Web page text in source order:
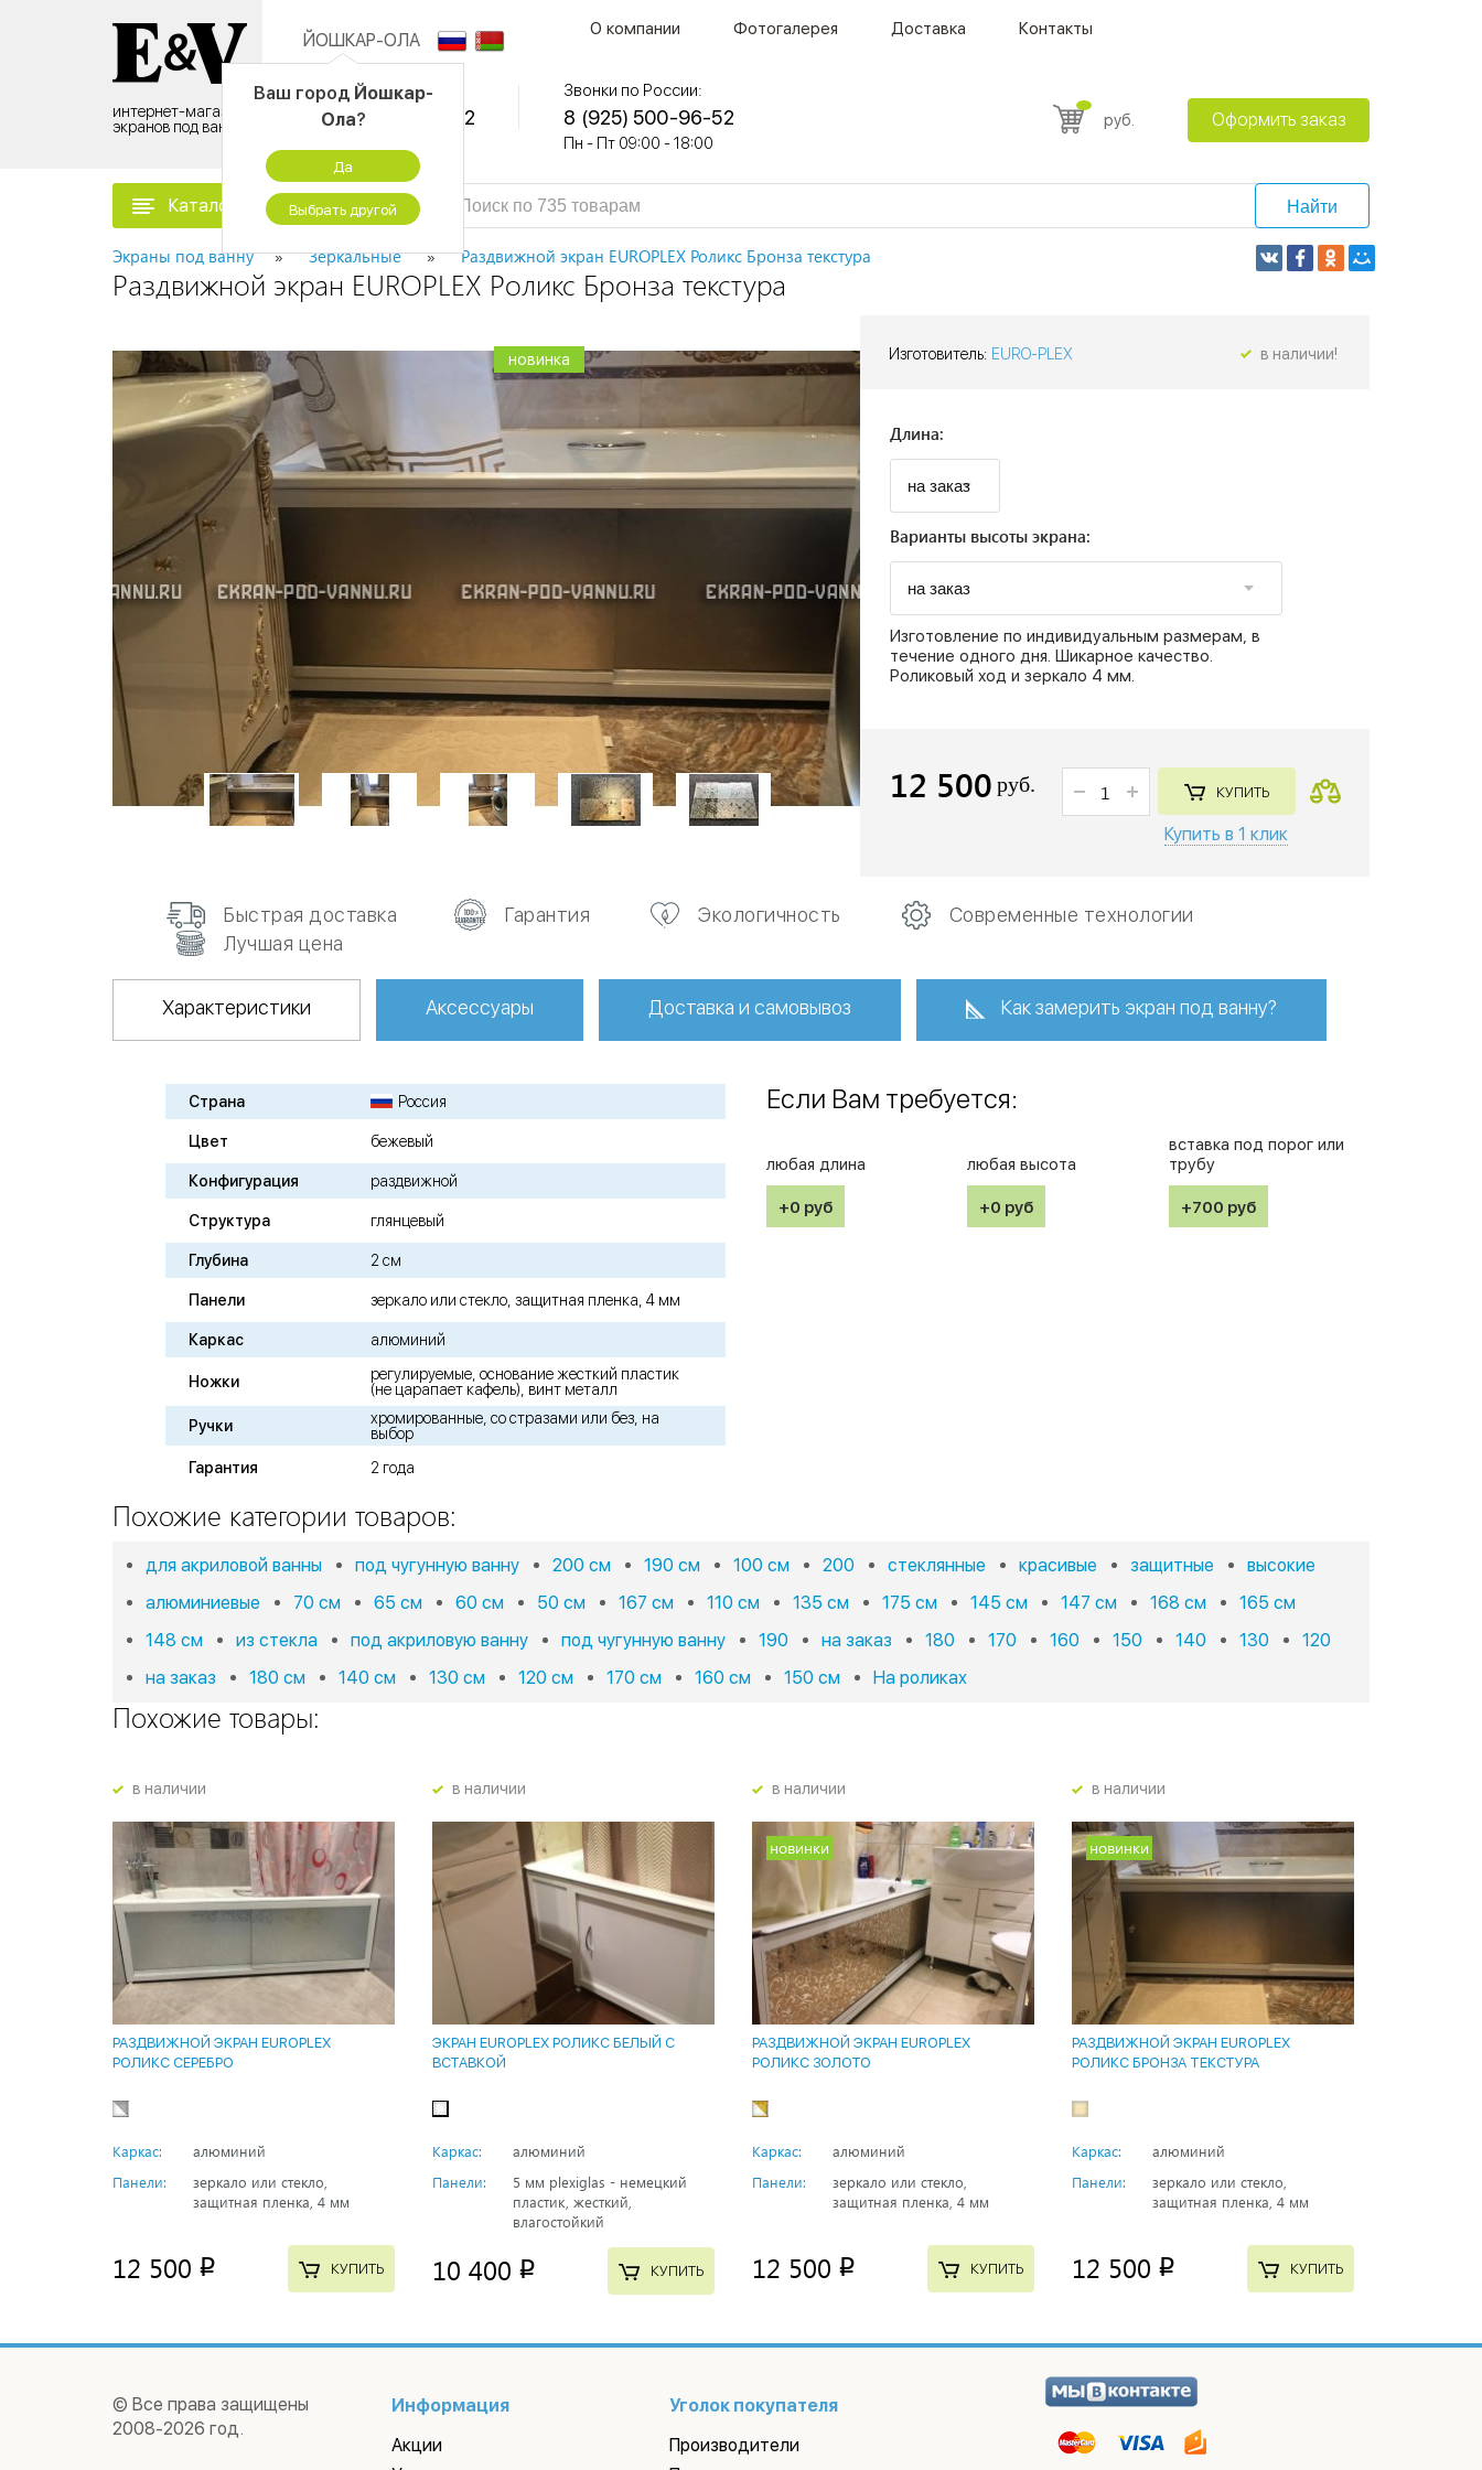
интернет-магазин
экранов под ванну
ЙОШКАР-ОЛА
Ваш город Йошкар-
Ола?
Да
Выбрать другой
О компании Фотогалерея Доставка Контакты
Контактный центр:
8 (495) 500-96-52
Звонки по России:
8 (925) 500-96-52
Пн - Пт 09:00 - 18:00
руб. Оформить заказ
Каталог товаров Найти
Экраны под ванну Зеркальные Раздвижной экран EUROPLEX Роликс Бронза текстура
Раздвижной экран EUROPLEX Роликс Бронза текстура
новинка
новинка
новинка
новинка
новинка Изготовитель: EURO-PLEX в наличии!
Длина:
Варианты высоты экрана:
Изготовление по индивидуальным размерам, в
течение одного дня. Шикарное качество.
Роликовый ход и зеркало 4 мм.
12 500 руб. КУПИТЬ
Купить в 1 клик
Быстрая доставка Гарантия Экологичность
Современные технологии
Лучшая цена
Характеристики Аксессуары Доставка и самовывоз Как замерить экран под ванну?
Страна Россия
Цвет бежевый
Конфигурация раздвижной
Структура глянцевый
Глубина 2 см
Панели зеркало или стекло, защитная пленка, 4 мм
Каркас алюминий
Ножки
регулируемые, основание жесткий пластик
(не царапает кафель), винт металл
Ручки
хромированные, со стразами или без, на
выбор
Гарантия
2 года
Если Вам требуется:
любая длина
+0 руб
любая высота
+0 руб
вставка под порог или
трубу
+700 руб
Похожие категории товаров:
для акриловой ванны под чугунную ванну 200 см 190 см 100 см 200 стеклянные красивые защитные
высокие
алюминиевые
70 см 65 см 60 см 50 см 167 см 110 см 135 см 175 см 145 см 147 см 168 см
165 см
148 см
из стекла под акриловую ванну под чугунную ванну 190 на заказ 180 170 160 150 140 130
120
на заказ
180 см 140 см 130 см 120 см 170 см 160 см 150 см На роликах
Похожие товары:
в наличии
РАЗДВИЖНОЙ ЭКРАН EUROPLEX
РОЛИКС СЕРЕБРО
Каркас:
алюминий
Панели:
зеркало или стекло,
защитная пленка, 4 мм
12 500 p КУПИТЬ
в наличии
ЭКРАН EUROPLEX РОЛИКС БЕЛЫЙ С
ВСТАВКОЙ
Каркас:
алюминий
Панели:
5 мм plexiglas - немецкий
пластик, жесткий,
влагостойкий
10 400 p КУПИТЬ
в наличии
новинки
РАЗДВИЖНОЙ ЭКРАН EUROPLEX
РОЛИКС ЗОЛОТО
Каркас:
алюминий
Панели:
зеркало или стекло,
защитная пленка, 4 мм
12 500 p КУПИТЬ
в наличии
новинки
РАЗДВИЖНОЙ ЭКРАН EUROPLEX
РОЛИКС БРОНЗА ТЕКСТУРА
Каркас:
алюминий
Панели:
зеркало или стекло,
защитная пленка, 4 мм
12 500 p КУПИТЬ
© Все права защищены
2008-2026 год.
Информация
Акции
Уголок покупателя
Производители